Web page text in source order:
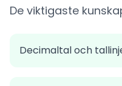
De viktigaste
Decimaltal och